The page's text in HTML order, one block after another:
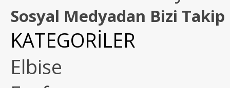
Sosyal Medyadan Bizi Takip
KATEGORİLER
Elbise